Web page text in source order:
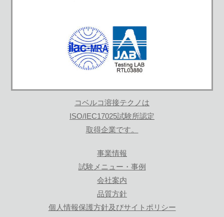
コベルコ溶接テクノは
ISO/IEC17025試験所認定
取得企業です。
事業情報
試験メニュー・事例
会社案内
品質方針
個人情報保護方針及びサイトポリシー